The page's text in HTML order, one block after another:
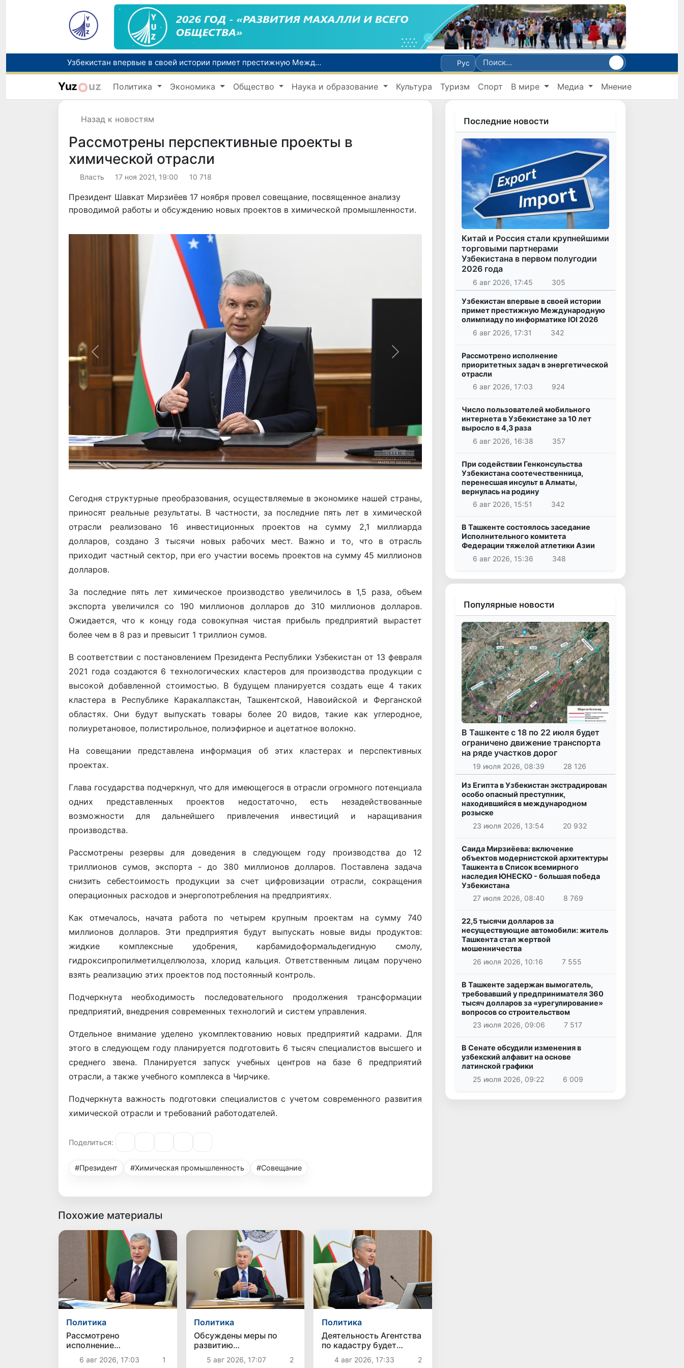
Число пользователей мобильного интернета в Узбекистане за 10 лет выросло в 4,3 раза
При содействии Генконсульства Узбекистана соотечественница, перенесшая инсульт в Алматы, вернулась на родину
В Ташкенте состоялось заседание Исполнительного комитета Федерации тяжелой атлетики Азии
Рус
Yuz uz Политика Экономика Общество Наука и образование Культура Туризм Спорт В мире Медиа Мнение
Назад к новостям
Рассмотрены перспективные проекты в
химической отрасли
Власть 17 ноя 2021, 19:00 10 718
Президент Шавкат Мирзиёев 17 ноября провел совещание, посвященное анализу
проводимой работы и обсуждению новых проектов в химической промышленности.
Назад Вперёд
Сегодня структурные преобразования, осуществляемые в экономике нашей страны,
приносят реальные результаты. В частности, за последние пять лет в химической
отрасли реализовано 16 инвестиционных проектов на сумму 2,1 миллиарда
долларов, создано 3 тысячи новых рабочих мест. Важно и то, что в отрасль
приходит частный сектор, при его участии восемь проектов на сумму 45 миллионов
долларов.
За последние пять лет химическое производство увеличилось в 1,5 раза, объем
экспорта увеличился со 190 миллионов долларов до 310 миллионов долларов.
Ожидается, что к концу года совокупная чистая прибыль предприятий вырастет
более чем в 8 раз и превысит 1 триллион сумов.
В соответствии с постановлением Президента Республики Узбекистан от 13 февраля
2021 года создаются 6 технологических кластеров для производства продукции с
высокой добавленной стоимостью. В будущем планируется создать еще 4 таких
кластера в Республике Каракалпакстан, Ташкентской, Навоийской и Ферганской
областях. Они будут выпускать товары более 20 видов, такие как углеродное,
полиуретановое, полистирольное, полиэфирное и ацетатное волокно.
На совещании представлена информация об этих кластерах и перспективных
проектах.
Глава государства подчеркнул, что для имеющегося в отрасли огромного потенциала
одних представленных проектов недостаточно, есть незадействованные
возможности для дальнейшего привлечения инвестиций и наращивания
производства.
Рассмотрены резервы для доведения в следующем году производства до 12
триллионов сумов, экспорта - до 380 миллионов долларов. Поставлена задача
снизить себестоимость продукции за счет цифровизации отрасли, сокращения
операционных расходов и энергопотребления на предприятиях.
Как отмечалось, начата работа по четырем крупным проектам на сумму 740
миллионов долларов. Эти предприятия будут выпускать новые виды продуктов:
жидкие комплексные удобрения, карбамидоформальдегидную смолу,
гидроксипропилметилцеллюлоза, хлорид кальция. Ответственным лицам поручено
взять реализацию этих проектов под постоянный контроль.
Подчеркнута необходимость последовательного продолжения трансформации
предприятий, внедрения современных технологий и систем управления.
Отдельное внимание уделено укомплектованию новых предприятий кадрами. Для
этого в следующем году планируется подготовить 6 тысяч специалистов высшего и
среднего звена. Планируется запуск учебных центров на базе 6 предприятий
отрасли, а также учебного комплекса в Чирчике.
Подчеркнута важность подготовки специалистов с учетом современного развития
химической отрасли и требований работодателей.
Поделиться:
#Президент #Химическая промышленность #Совещание
Похожие материалы
Политика
Рассмотрено
исполнение
приоритетных задач в
энергетической отрасли
6 авг 2026, 17:03
1
Политика
Обсуждены меры по
развитию
животноводства и
птицеводства
5 авг 2026, 17:07
2
Политика
Деятельность Агентства
по кадастру будет
организована на основе
новых подходов
4 авг 2026, 17:33
2
Последние новости
Китай и Россия стали крупнейшими
торговыми партнерами
Узбекистана в первом полугодии
2026 года
6 авг 2026, 17:45 305
Узбекистан впервые в своей истории
примет престижную Международную
олимпиаду по информатике IOI 2026
6 авг 2026, 17:31
342
Рассмотрено исполнение
приоритетных задач в энергетической
отрасли
6 авг 2026, 17:03
924
Число пользователей мобильного
интернета в Узбекистане за 10 лет
выросло в 4,3 раза
6 авг 2026, 16:38
357
При содействии Генконсульства
Узбекистана соотечественница,
перенесшая инсульт в Алматы,
вернулась на родину
6 авг 2026, 15:51
342
В Ташкенте состоялось заседание
Исполнительного комитета
Федерации тяжелой атлетики Азии
6 авг 2026, 15:36
348
Популярные новости
В Ташкенте с 18 по 22 июля будет
ограничено движение транспорта
на ряде участков дорог
19 июля 2026, 08:39 28 126
Из Египта в Узбекистан экстрадирован
особо опасный преступник,
находившийся в международном
розыске
23 июля 2026, 13:54
20 932
Саида Мирзиёева: включение
объектов модернистской архитектуры
Ташкента в Список всемирного
наследия ЮНЕСКО - большая победа
Узбекистана
27 июля 2026, 08:40
8 769
22,5 тысячи долларов за
несуществующие автомобили: житель
Ташкента стал жертвой
мошенничества
26 июля 2026, 10:16
7 555
В Ташкенте задержан вымогатель,
требовавший у предпринимателя 360
тысяч долларов за «урегулирование»
вопросов со строительством
23 июля 2026, 09:06
7 517
В Сенате обсудили изменения в
узбекский алфавит на основе
латинской графики
25 июля 2026, 09:22
6 009